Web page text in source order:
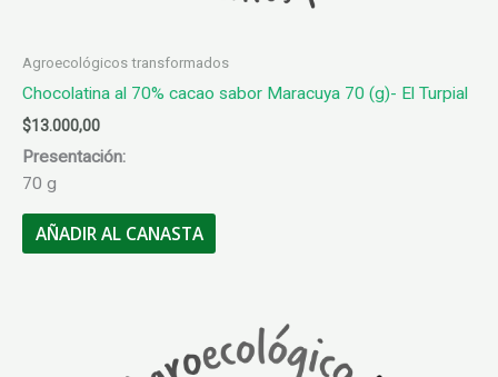
Agroecológicos transformados
Chocolatina al 70% cacao sabor Maracuya 70 (g)- El Turpial
$13.000,00
Presentación:
70 g
AÑADIR AL CANASTA